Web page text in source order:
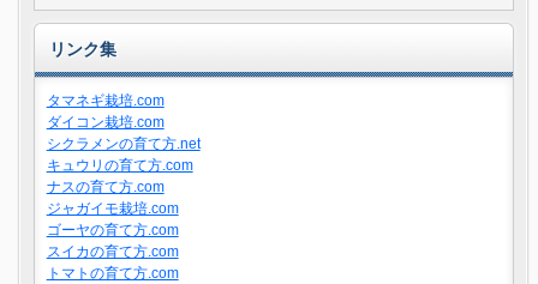
リンク集
タマネギ栽培.com
ダイコン栽培.com
シクラメンの育て方.net
キュウリの育て方.com
ナスの育て方.com
ジャガイモ栽培.com
ゴーヤの育て方.com
スイカの育て方.com
トマトの育て方.com